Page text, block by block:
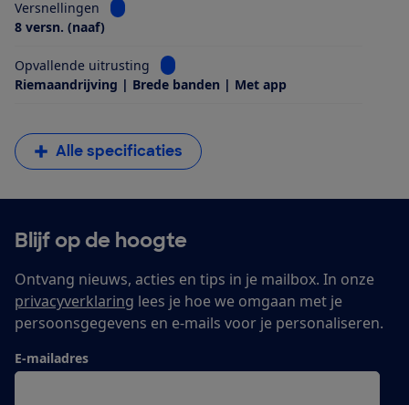
Versnellingen
Bekijk informatie voor Versnellingen
8 versn. (naaf)
Opvallende uitrusting
Bekijk informatie voor Opvallende
Riemaandrijving | Brede banden | Met app
Alle specificaties
Blijf op de hoogte
Ontvang nieuws, acties en tips in je mailbox. In onze
privacyverklaring lees je hoe we omgaan met je
persoonsgegevens en e-mails voor je personaliseren.
E-mailadres